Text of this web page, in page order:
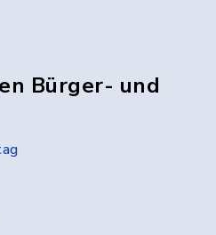
Bürger- und